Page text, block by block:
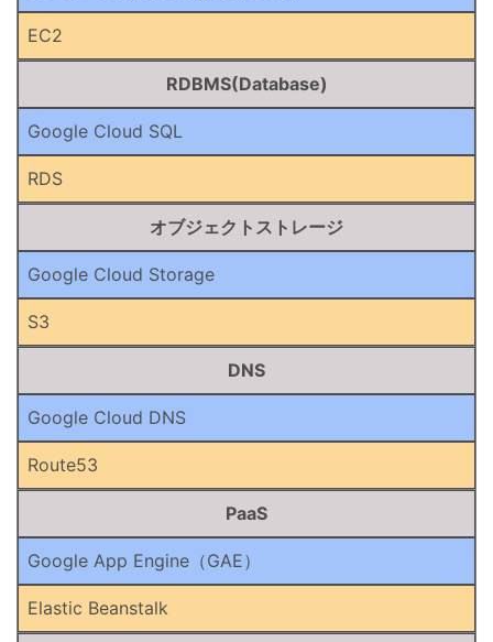
EC2
RDBMS(Database)
Google Cloud SQL
RDS
オブジェクトストレージ
Google Cloud Storage
S3
DNS
Google Cloud DNS
Route53
PaaS
Google App Engine（GAE）
Elastic Beanstalk